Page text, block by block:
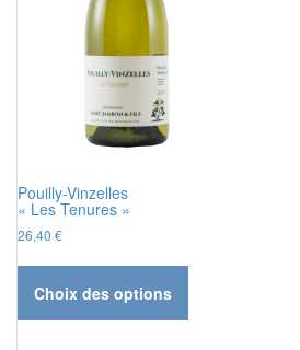
Pouilly-Vinzelles
« Les Tenures »
26,40 €
Choix des options
Ce
plusieurs